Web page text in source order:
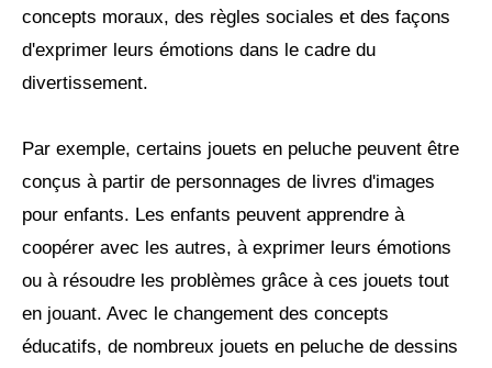
concepts moraux, des règles sociales et des façons
d'exprimer leurs émotions dans le cadre du
divertissement.
Par exemple, certains jouets en peluche peuvent être
conçus à partir de personnages de livres d'images
pour enfants. Les enfants peuvent apprendre à
coopérer avec les autres, à exprimer leurs émotions
ou à résoudre les problèmes grâce à ces jouets tout
en jouant. Avec le changement des concepts
éducatifs, de nombreux jouets en peluche de dessins